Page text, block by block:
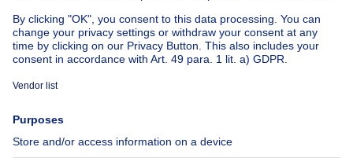
About
Immoweb
Tools
Insurances